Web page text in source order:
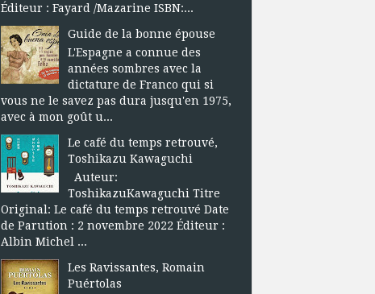
Éditeur : Fayard /Mazarine ISBN:...
Guide de la bonne épouse
L'Espagne a connue des
années sombres avec la
dictature de Franco qui si
vous ne le savez pas dura jusqu'en 1975,
avec à mon goût u...
Le café du temps retrouvé,
Toshikazu Kawaguchi
Auteur:
ToshikazuKawaguchi Titre
Original: Le café du temps retrouvé Date
de Parution : 2 novembre 2022 Éditeur :
Albin Michel ...
Les Ravissantes, Romain
Puértolas